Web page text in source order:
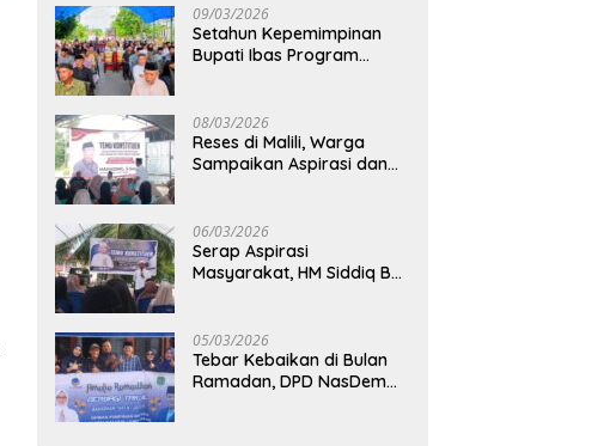
09/03/2026
Setahun Kepemimpinan
Bupati Ibas Program
Timur Bertanya!
08/03/2026
Reses di Malili, Warga
Sampaikan Aspirasi dan
Berkelanjutan
06/03/2026
Serap Aspirasi
Masyarakat, HM Siddiq BM
Timur
05/03/2026
Tebar Kebaikan di Bulan
Ramadan, DPD NasDem